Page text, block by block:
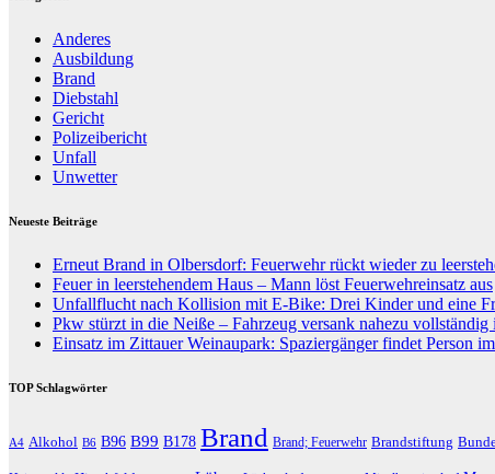
Anderes
Ausbildung
Brand
Diebstahl
Gericht
Polizeibericht
Unfall
Unwetter
Neueste Beiträge
Erneut Brand in Olbersdorf: Feuerwehr rückt wieder zu
Feuer in leerstehendem Haus – Mann löst Feuerwehreinsatz aus
Unfallflucht nach Kollision mit E-Bike: Drei Kinder und eine
Pkw stürzt in die Neiße – Fahrzeug versank nahezu vollständig
Einsatz im Zittauer Weinaupark: Spaziergänger findet Person
TOP Schlagwörter
A4 Alkohol B6 B96 B99 B178 Brand Brand; Feuerwehr Brandstiftung